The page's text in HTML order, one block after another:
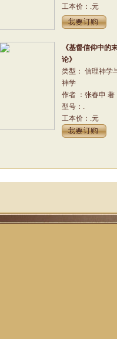
工本价：.元
《基督信仰中的
论》
类型： 信理神学
神学
作者 ：张春申 著
型号：.
工本价：.元